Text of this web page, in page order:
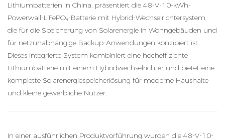
Lithiumbatterien in China, präsentiert die 48-V-10-kWh-
Powerwall-LiFePO₄-Batterie mit Hybrid-Wechselrichtersystem,
die für die Speicherung von Solarenergie in Wohngebäuden und
für netzunabhängige Backup-Anwendungen konzipiert ist.
Dieses integrierte System kombiniert eine hocheffiziente
Lithiumbatterie mit einem Hybridwechselrichter und bietet eine
komplette Solarenergiespeicherlösung für moderne Haushalte
und kleine gewerbliche Nutzer.
In einer ausführlichen Produktvorführung wurden die 48-V-10-